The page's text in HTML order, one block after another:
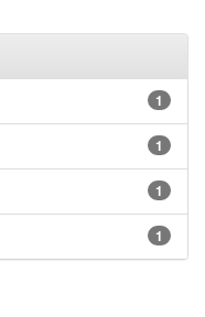
1
1
1
1